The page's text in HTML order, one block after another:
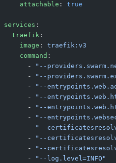
    attachable
: true
services :
  traefik
:
    image
: traefik:v3
    command
:
      -
"--
      -
"--
      -
"--
      -
"--
      -
"--
      -
"--
      -
"--
      -
"--
      -
"--
      -
"--log.level=INFO"